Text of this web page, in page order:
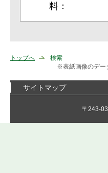
料：
トップへ
検索
※表紙画像のデー
サイトマップ
〒243-